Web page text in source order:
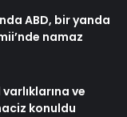
ABD, bir yanda
namaz
ve
konuldu